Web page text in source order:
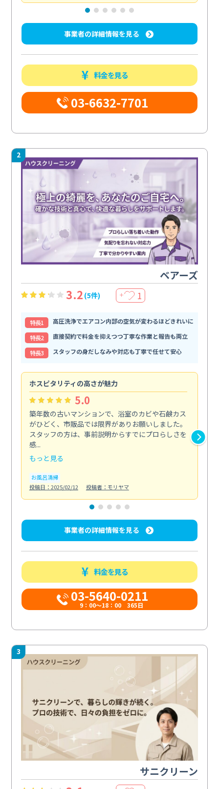
事業者の詳細情報を見る
料金を見る
03-6632-7701
2
ベアーズ
3.2 (5件) ＋ 1
特⻑1
高圧洗浄でエアコン内部の空気が変わるほどきれいに
特⻑2
直接契約で料金を抑えつつ丁寧な作業と報告も両立
特⻑3
スタッフの身だしなみや対応も丁寧で任せて安心
ホスピタリティの高さが魅力
5.0
築年数の古いマンションで、浴室のカビや石鹸カス
がひどく、市販品では限界がありお願いしました。
スタッフの方は、事前説明からすでにプロらしさを
感...
もっと見る
お風呂清掃
投稿日：2025/02/12
投稿者：モリヤマ
事業者の詳細情報を見る
料金を見る
03-5640-0211
9：00～18：00 365日
3
サニクリーン